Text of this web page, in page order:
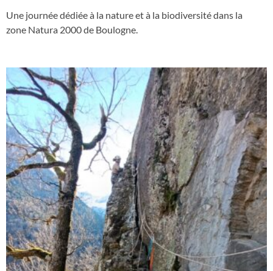
Une journée dédiée à la nature et à la biodiversité dans la
zone Natura 2000 de Boulogne.